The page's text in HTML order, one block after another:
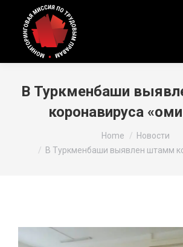
В Туркменбаши
коронавируса
Home
Новости
В Туркменбаши выявлен штамм